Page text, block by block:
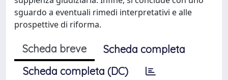
sguardo a eventuali rimedi interpretativi e alle
prospettive di riforma.
Scheda breve
Scheda completa
Scheda completa (DC)